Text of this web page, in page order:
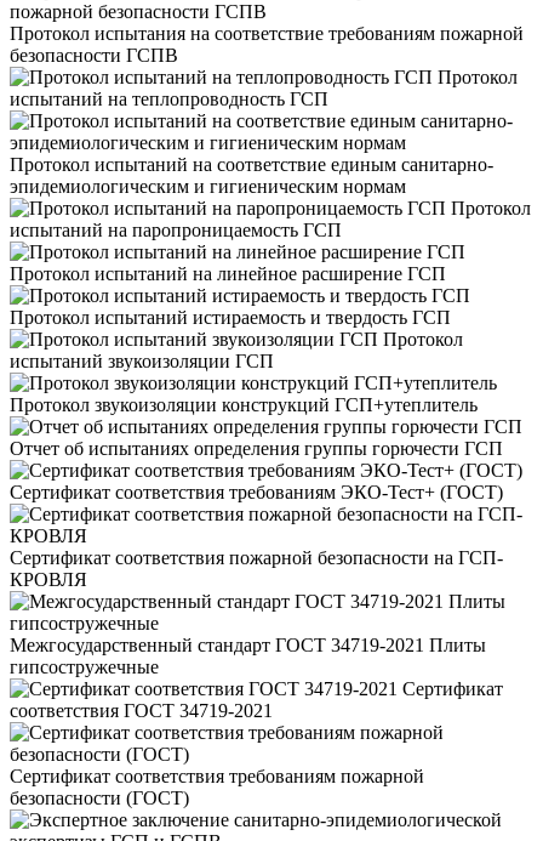
Протокол испытания на соответствие требованиям пожарной
безопасности ГСПВ
Протокол
испытаний на теплопроводность ГСП
Протокол испытаний на соответствие единым санитарно-
эпидемиологическим и гигиеническим нормам
Протокол
испытаний на паропроницаемость ГСП
Протокол испытаний на линейное расширение ГСП
Протокол испытаний истираемость и твердость ГСП
Протокол
испытаний звукоизоляции ГСП
Протокол звукоизоляции конструкций ГСП+утеплитель
Отчет об испытаниях определения группы горючести ГСП
Сертификат соответствия требованиям ЭКО-Тест+ (ГОСТ)
Сертификат соответствия пожарной безопасности на ГСП-
КРОВЛЯ
Межгосударственный стандарт ГОСТ 34719-2021 Плиты
гипсостружечные
Сертификат
соответствия ГОСТ 34719-2021
Сертификат соответствия требованиям пожарной
безопасности (ГОСТ)